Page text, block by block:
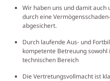
Wir haben uns und damit
durch eine
abgesichert.
Durch laufende Aus- und
kompetente Betreuung
technischen Bereich
Die Vertretungsvollmacht ist